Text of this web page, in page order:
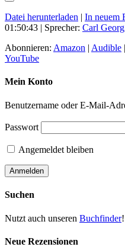
Datei herunterladen | In neuem
01:50:43 | Sprecher: Carl Georg
Abonnieren: Amazon | Audible |
YouTube
Mein Konto
Benutzername oder E-Mail-
Passwort
Angemeldet bleiben
Suchen
Nutzt auch unseren Buchfinder!
Neue Rezensionen